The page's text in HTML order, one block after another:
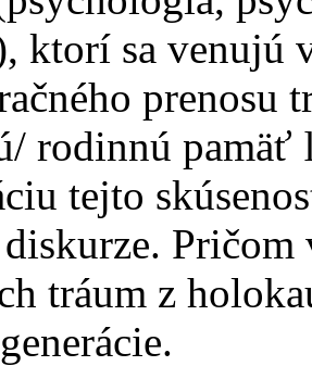
ktorí sa venujú
prenosu
rodinnú
tejto
tráum z